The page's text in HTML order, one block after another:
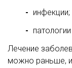
инфекции;
Лечение
можно раньше,